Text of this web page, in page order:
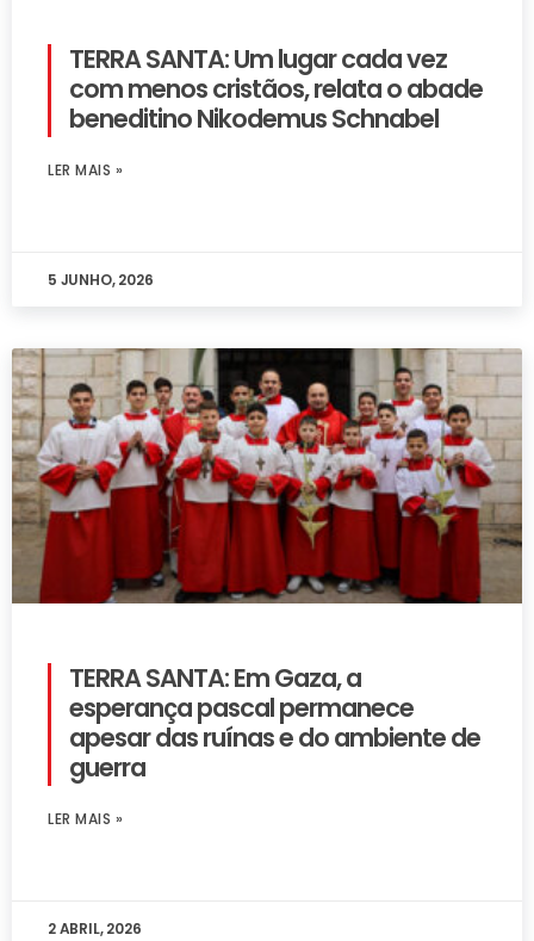
TERRA SANTA: Um lugar cada vez
com menos cristãos, relata o abade
beneditino Nikodemus Schnabel
LER MAIS »
5 JUNHO, 2026
TERRA SANTA: Em Gaza, a
esperança pascal permanece
apesar das ruínas e do ambiente de
guerra
LER MAIS »
2 ABRIL, 2026